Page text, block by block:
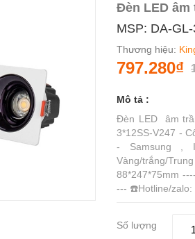
Đèn LED âm
MSP: DA-
Thương hiệu:
797.280₫
Mô tả :
Đèn LED âm
3*12SS-V247 -
- Samsung ,
Vàng/trắng/
88*247*75mm
--- ☎️Hotline/zalo:
Số lượng